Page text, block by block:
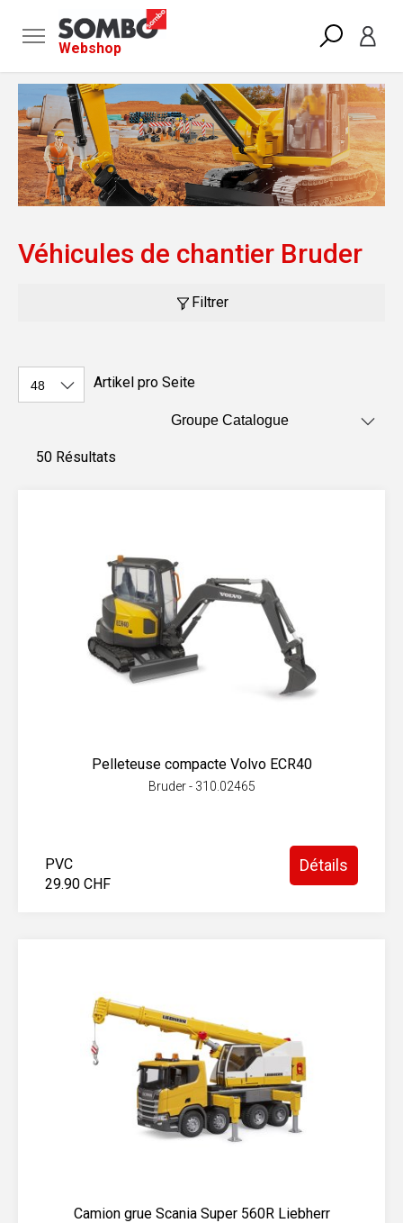
Webshop
Véhicules de chantier Bruder
Filtrer
Artikel pro Seite
50 Résultats
Pelleteuse compacte Volvo ECR40
Bruder - 310.02465
PVC
29.90 CHF
Détails
Camion grue Scania Super 560R Liebherr